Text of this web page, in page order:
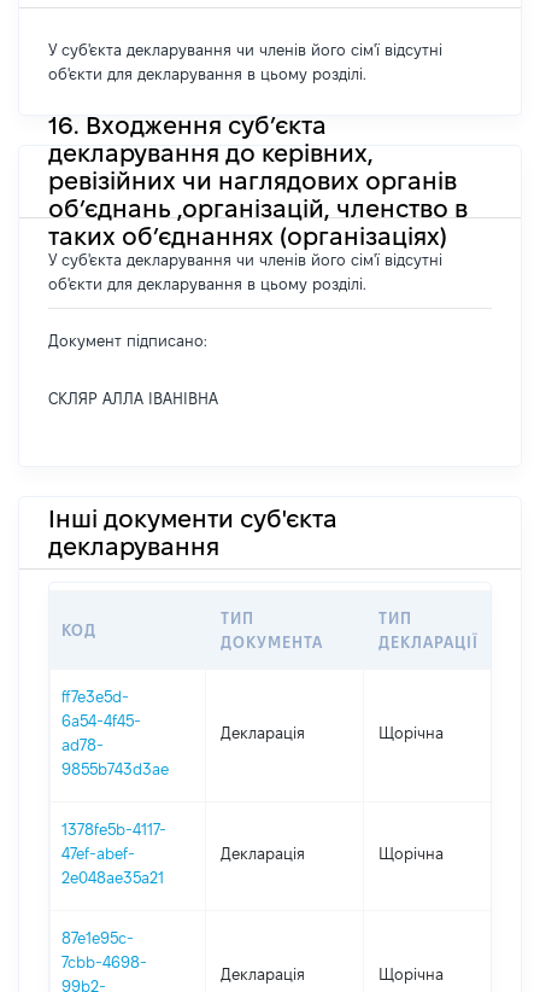
У суб'єкта декларування чи членів його сім'ї відсутні
об'єкти для декларування в цьому розділі.
16. Входження суб’єкта
декларування до керівних,
ревізійних чи наглядових органів
об’єднань ,організацій, членство в
таких об’єднаннях (організаціях)
У суб'єкта декларування чи членів його сім'ї відсутні
об'єкти для декларування в цьому розділі.
Документ підписано:
СКЛЯР АЛЛА ІВАНІВНА
Інші документи суб'єкта
декларування
КОД
ТИП
ДОКУМЕНТА
ТИП
ДЕКЛАРАЦІЇ
ff7e3e5d-
6a54-4f45-
ad78-
9855b743d3ae
Декларація Щорічна
1378fe5b-4117-
47ef-abef-
2e048ae35a21
Декларація Щорічна
87e1e95c-
7cbb-4698-
99b2-
Декларація Щорічна